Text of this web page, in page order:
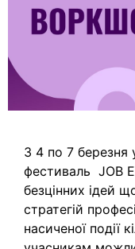
З 4 по 7 березня
фестиваль JOB
безцінних ідей
стратегій
насиченої події